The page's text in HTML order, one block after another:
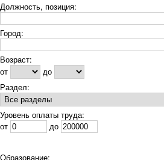
Должность, позиция:
Город:
Возраст:
от
до
Раздел:
Уровень оплаты труда:
от
до
Образование: